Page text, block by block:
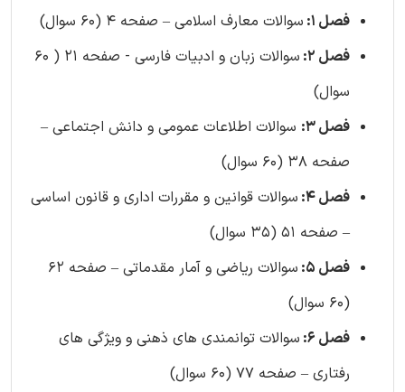
فصل 1:
سوالات معارف اسلامی – صفحه 4 (60 سوال)
فصل 2:
سوالات زبان و ادبیات فارسی - صفحه 21 ( 60
سوال)
فصل 3:
سوالات اطلاعات عمومی و دانش اجتماعی –
صفحه 38 (60 سوال)
فصل 4:
سوالات قوانین و مقررات اداری و قانون اساسی
– صفحه 51 (35 سوال)
فصل 5:
سوالات ریاضی و آمار مقدماتی – صفحه 62
(60 سوال)
فصل 6:
سوالات توانمندی های ذهنی و ویژگی های
رفتاری – صفحه 77 (60 سوال)